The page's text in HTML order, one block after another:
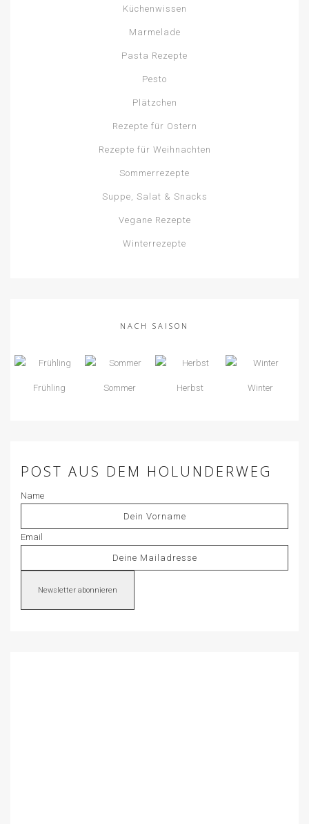
Küchenwissen
Marmelade
Pasta Rezepte
Pesto
Plätzchen
Rezepte für Ostern
Rezepte für Weihnachten
Sommerrezepte
Suppe, Salat & Snacks
Vegane Rezepte
Winterrezepte
NACH SAISON
Frühling Sommer Herbst Winter
POST AUS DEM HOLUNDERWEG
Name
Email
Newsletter abonnieren